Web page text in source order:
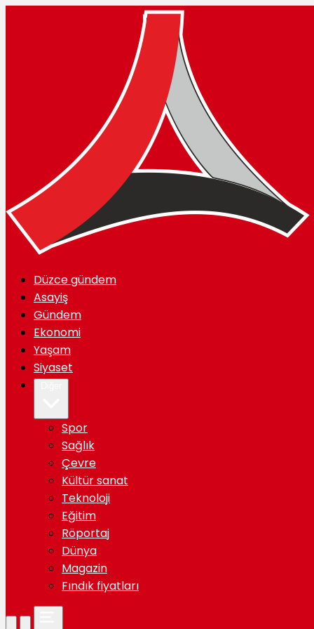
Düzce gündem
Asayiş
Gündem
Ekonomi
Yaşam
Siyaset
Spor
Sağlık
Çevre
Kültür sanat
Teknoloji
Eğitim
Röportaj
Dünya
Magazin
Fındık fiyatları